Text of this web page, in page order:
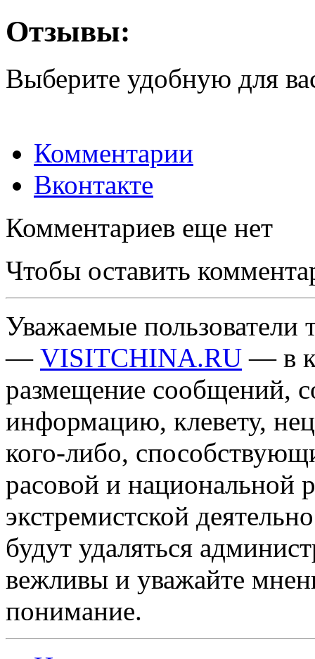
Отзывы:
Выберите удобную для
Комментарии
Вконтакте
Комментариев еще нет
Чтобы оставить
Уважаемые пользователи
— VISITCHINA.RU — в
размещение сообщений,
информацию, клевету,
кого-либо,
расовой и национальной
экстремистской
будут удаляться
вежливы и уважайте
понимание.